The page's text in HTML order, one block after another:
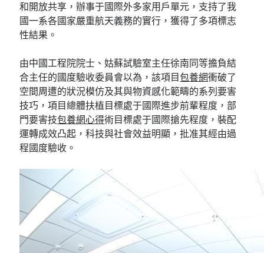
和開放共享，辦事于國際外多家用戶單元，支持了我
國一系各國家嚴重航天義務的實行，獲得了多項標志
性結果。
由中國工程院院士、姑蘇試驗室主任徐南同等擔負結
合主任的國度驗收委員會以為，該項目包養網衝破了
空間周遭的狀況模仿及其與物資感化範疇的系列要害
技巧，項目總體扶植目標處于國際進步前輩程度，部
門要害技包養網心得術目標處于國際搶先程度，裝配
運轉成效凸起，科技與社會效益明顯，批准其經由過
程國度驗收。